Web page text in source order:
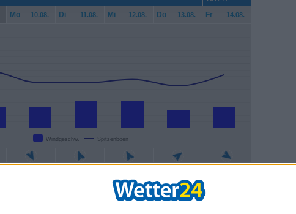
Mo. 10.08. Di. 11.08. Mi. 12.08. Do. 13.08. Fr. 14.08.
Windgeschw. Spitzenböen
30 km/h 26 km/h